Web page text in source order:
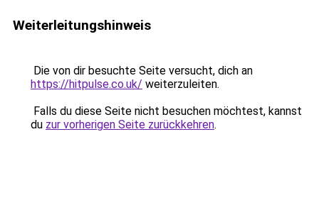
Weiterleitungshinweis
Die von dir besuchte Seite versucht, dich an
https://hitpulse.co.uk/ weiterzuleiten.
Falls du diese Seite nicht besuchen möchtest, kannst
du zur vorherigen Seite zurückkehren.